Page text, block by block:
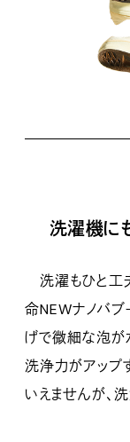
洗濯機に
洗濯もひと工
命NEWナノバブ
げで微細な泡が
洗浄力がアップ
いえませんが、